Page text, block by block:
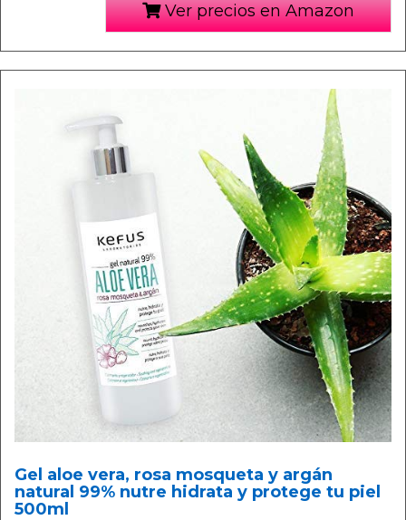
Ver precios en Amazon
Gel aloe vera, rosa mosqueta y argán
natural 99% nutre hidrata y protege tu piel
500ml